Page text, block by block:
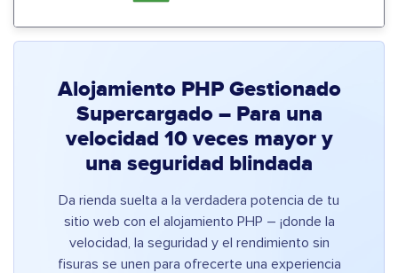
Alojamiento PHP Gestionado
Supercargado – Para una
velocidad 10 veces mayor y
una seguridad blindada
Da rienda suelta a la verdadera potencia de tu
sitio web con el alojamiento PHP – ¡donde la
velocidad, la seguridad y el rendimiento sin
fisuras se unen para ofrecerte una experiencia